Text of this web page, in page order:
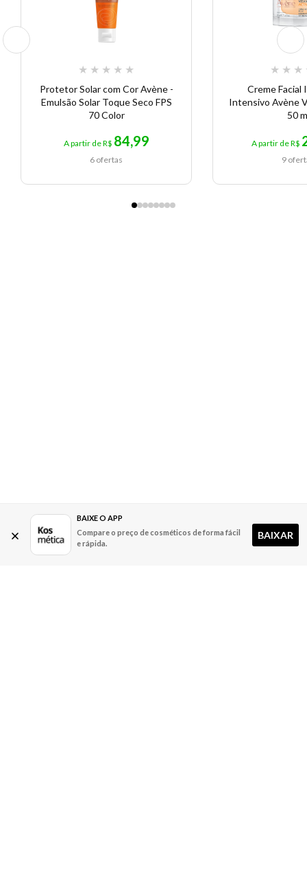
★ ★ ★ ★ ★
Protetor Solar com Cor Avène -
Emulsão Solar Toque Seco FPS
70 Color
A partir de R$ 84,99
6 ofertas
★ ★ ★
Creme Facial
Intensivo Avène
50
A partir de R$
9
BAIXE O APP
Compare o preço de cosméticos de forma fácil
e rápida.
BAIXAR